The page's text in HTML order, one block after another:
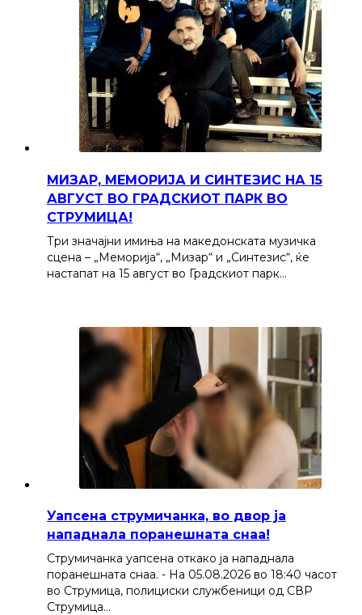
МИЗАР, МЕМОРИЈА И СИНТЕЗИС НА 15
АВГУСТ ВО ГРАДСКИОТ ПАРК ВО
СТРУМИЦА!
Три значајни имиња на македонската музичка
сцена – „Меморија“, „Мизар“ и „Синтезис“, ќе
настапат на 15 август во Градскиот парк…
Уапсена струмичанка, во двор ја
нападнала поранешната снаа!
Струмичанка уапсена откако ја нападнала
поранешната снаа. - На 05.08.2026 во 18:40 часот
во Струмица, полициски службеници од СВР
Струмица…